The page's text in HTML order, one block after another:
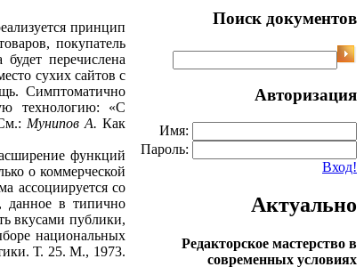
принцип
покупатель
перечислена
сухих сайтов с
Симптоматично
технологию: «С
Мунипов А. Как
функций
о коммерческой
ассоциируется со
данное в типично
вкусами публики,
национальных
Т. 25. М., 1973.
Поиск документов
Авторизация
Имя:
Пароль:
Вход!
Актуально
Редакторское мастерство в
современных условиях